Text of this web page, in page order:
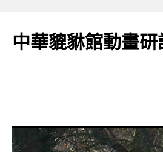
主
中華貔貅館動畫